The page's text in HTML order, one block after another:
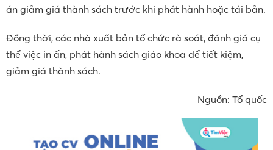
án giảm giá thành sách trước khi phát hành hoặc tái bản.
Đồng thời, các nhà xuất bản tổ chức rà soát, đánh giá cụ
thể việc in ấn, phát hành sách giáo khoa để tiết kiệm,
giảm giá thành sách.
Nguồn: Tổ quốc